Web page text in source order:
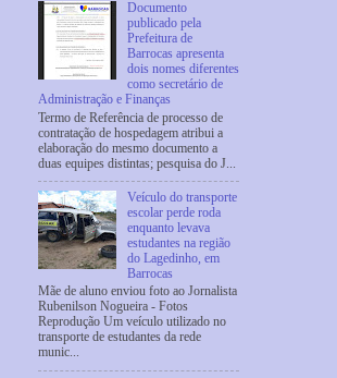
Documento
publicado pela
Prefeitura de
Barrocas apresenta
dois nomes diferentes
como secretário de
Administração e Finanças
Termo de Referência de processo de
contratação de hospedagem atribui a
elaboração do mesmo documento a
duas equipes distintas; pesquisa do J...
Veículo do transporte
escolar perde roda
enquanto levava
estudantes na região
do Lagedinho, em
Barrocas
Mãe de aluno enviou foto ao Jornalista
Rubenilson Nogueira - Fotos
Reprodução Um veículo utilizado no
transporte de estudantes da rede
munic...